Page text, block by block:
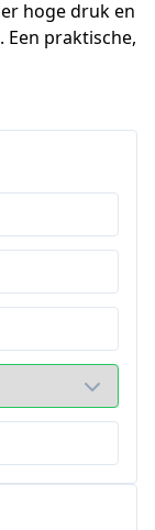
hoge druk en
Een praktische,